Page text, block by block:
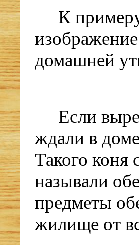
К
домашней
Если
ждали в
Такого коня
называли
предметы
жилище от